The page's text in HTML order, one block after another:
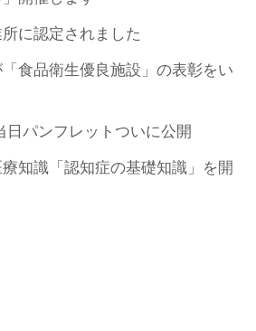
に認定されました
食品衛生優良施設」の表彰をい
パンフレットついに公開
療知識「認知症の基礎知識」を開